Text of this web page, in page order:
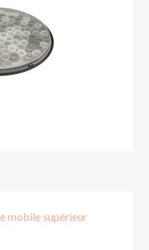
mobile supérieur